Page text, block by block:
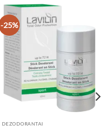
-25%
DEZODORANTAI